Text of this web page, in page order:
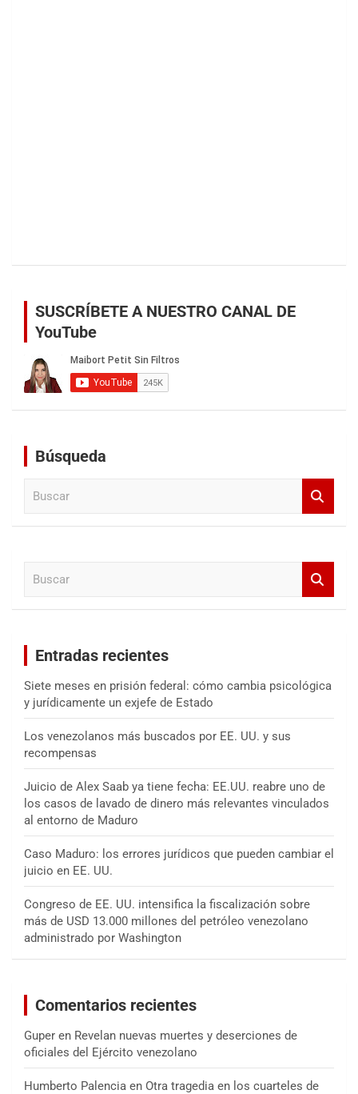
SUSCRÍBETE A NUESTRO CANAL DE
YouTube
Búsqueda
Entradas recientes
Siete meses en prisión federal: cómo cambia psicológica
y jurídicamente un exjefe de Estado
Los venezolanos más buscados por EE. UU. y sus
recompensas
Juicio de Alex Saab ya tiene fecha: EE.UU. reabre uno de
los casos de lavado de dinero más relevantes vinculados
al entorno de Maduro
Caso Maduro: los errores jurídicos que pueden cambiar el
juicio en EE. UU.
Congreso de EE. UU. intensifica la fiscalización sobre
más de USD 13.000 millones del petróleo venezolano
administrado por Washington
Comentarios recientes
Guper en Revelan nuevas muertes y deserciones de
oficiales del Ejército venezolano
Humberto Palencia en Otra tragedia en los cuarteles de